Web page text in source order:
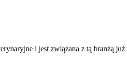
i jest związana z tą branżą